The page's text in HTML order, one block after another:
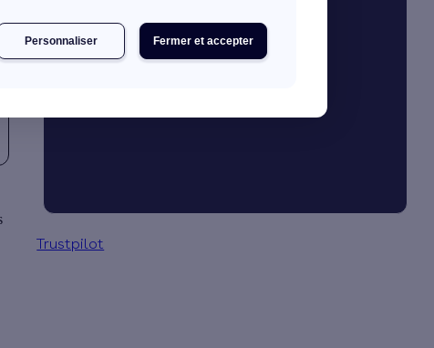
Fermer et accepter
PersonnaliserJe booste mon activité
Trustpilot